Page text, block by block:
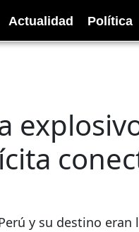
Actualidad Política
y su destino